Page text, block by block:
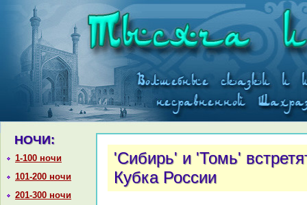
НОЧИ:
1-100 ночи
101-200 ночи
201-300 ночи
'Сибирь' и 'Томь'
Кубка России